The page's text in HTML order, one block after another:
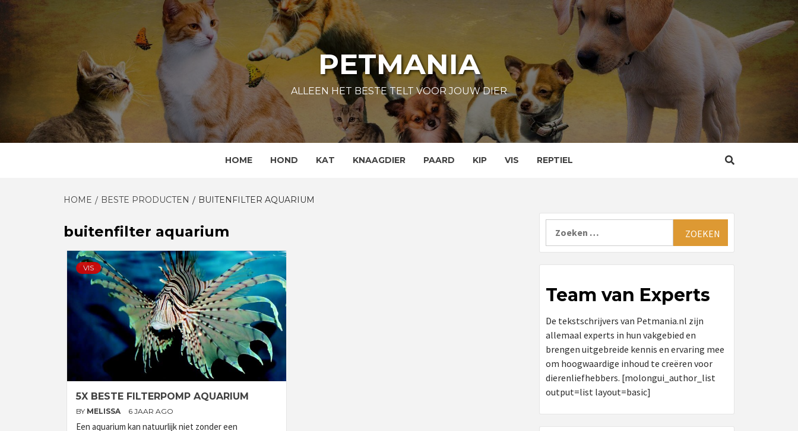
Skip
content
PETMANIA
ALLEEN HET BESTE TELT VOOR JOUW DIER
HOME HOND KAT KNAAGDIER PAARD KIP VIS REPTIEL
HOME BESTE PRODUCTEN BUITENFILTER AQUARIUM
buitenfilter aquarium
VIS
5X BESTE FILTERPOMP AQUARIUM
BY MELISSA 6 JAAR AGO
Een aquarium kan natuurlijk niet zonder een
Team van Experts
De tekstschrijvers van Petmania.nl zijn
allemaal experts in hun vakgebied en
brengen uitgebreide kennis en ervaring mee
om hoogwaardige inhoud te creëren voor
dierenliefhebbers. [molongui_author_list
output=list layout=basic]